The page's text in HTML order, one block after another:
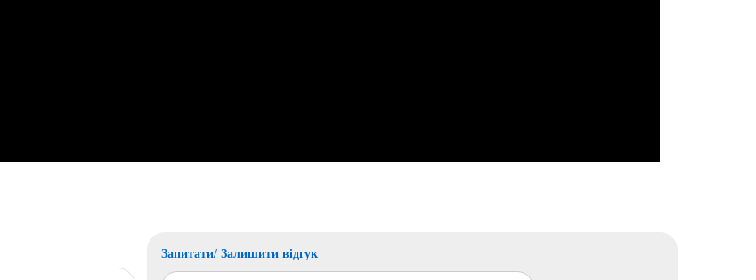
Запитати/ Залишити відгук